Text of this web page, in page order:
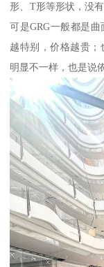
形、T形等形状，没
可是GRG一般都是
越特别，价格越贵
明显不一样，也是说